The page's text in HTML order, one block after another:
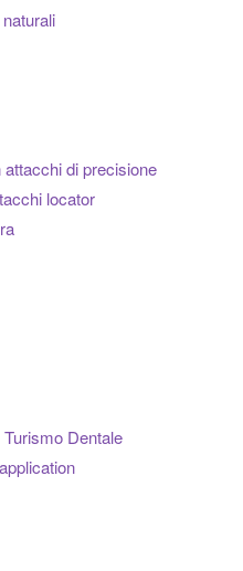
di precisione
locator
Dentale